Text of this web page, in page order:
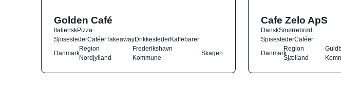
Golden Café
ItalienskPizza
SpisestederCaféerTakeawayDrikkestederKaffebarer
Danmark
Region
Nordjylland
Frederikshavn
Kommune
Skagen
Cafe Zelo ApS
DanskSmørrebrød
SpisestederCaféer
Danmark
Region
Sjælland